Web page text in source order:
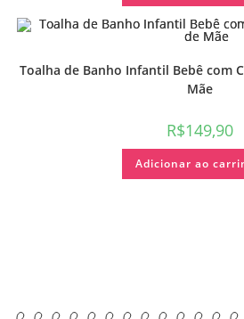
Toalha de Banho Infantil Bebê com
Mãe
R$149,90
Adicionar ao